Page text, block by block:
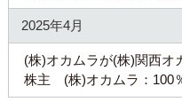
2025年4月
(株)オカムラが(株)関西オ
株主 (株)オカムラ：100